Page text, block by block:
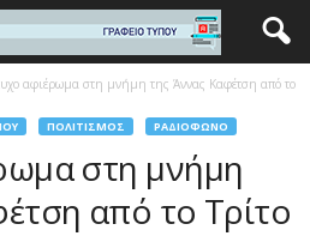
αφιέρωμα στη μνήμη της Άννας Καφέτση από το
ΠΟΛΙΤΙΣΜΌΣ ΡΑΔΙΌΦΩΝΟ
στη μνήμη
από το Τρίτο